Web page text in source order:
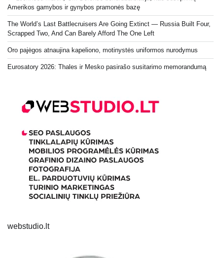
Amerikos gamybos ir gynybos pramonės bazę
The World’s Last Battlecruisers Are Going Extinct — Russia Built Four,
Scrapped Two, And Can Barely Afford The One Left
Oro pajėgos atnaujina kapeliono, motinystės uniformos nurodymus
Eurosatory 2026: Thales ir Mesko pasirašo susitarimo memorandumą
webstudio.lt